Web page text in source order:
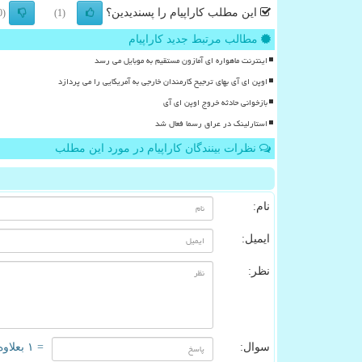
این مطلب کاراپیام را پسندیدین؟ (1)
(0)
مطالب مرتبط جدید کاراپیام
اینترنت ماهواره ای آمازون مستقیم به موبایل می رسد
اوپن ای آی بهای ترجیح کارمندان خارجی به آمریکایی را می پردازد
بازخوانی حادثه خروج اوپن ای آی
استارلینک در عراق رسما فعال شد
نظرات بینندگان کاراپیام در مورد این مطلب
نام:
ایمیل:
نظر:
سوال: = ۱ بعلاوه ۱